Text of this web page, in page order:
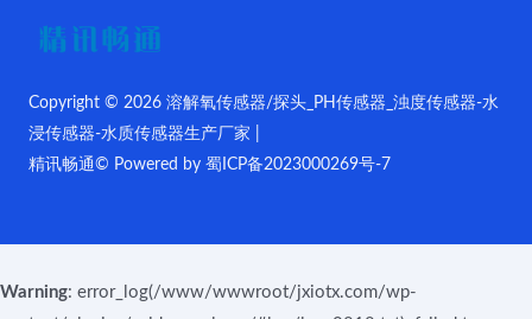
Copyright © 2026 溶解氧传感器/探头_PH传感器_浊度传感器-水
浸传感器-水质传感器生产厂家 |
精讯畅通© Powered by 蜀ICP备2023000269号-7
Warning: error_log(/www/wwwroot/jxiotx.com/wp-